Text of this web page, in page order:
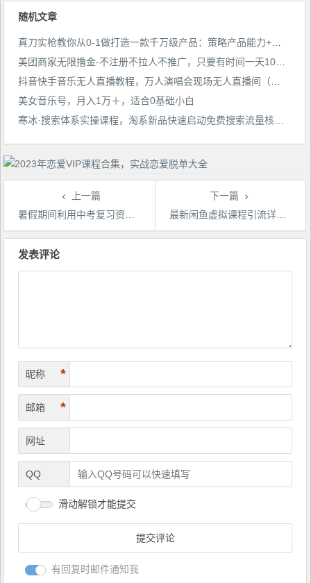
随机文章
真刀实枪教你从0-1做打造一款千万级产品：策略产品能力+市场分析+竞品分析
美团商家无限撸金-不注册不拉人不推广，只要有时间一天100单也可以【揭秘】
抖音快手音乐无人直播教程，万人演唱会现场无人直播间（教程+素材）
美女音乐号，月入1万＋，适合0基础小白
寒冰·搜索体系实操课程，淘系新品快速启动免费搜索流量核心实操体系
上一篇
暑假期间利用中考复习资料变现，多种变现方式，一部手机日入500+教程+资料【揭秘】
下一篇
最新闲鱼虚拟课程引流详解，引流的同时还能产生收益，赚钱引流两不误【揭秘】
文
发表评论
昵称 *
邮箱 *
网址
QQ
滑动解锁才能提交
有回复时邮件通知我